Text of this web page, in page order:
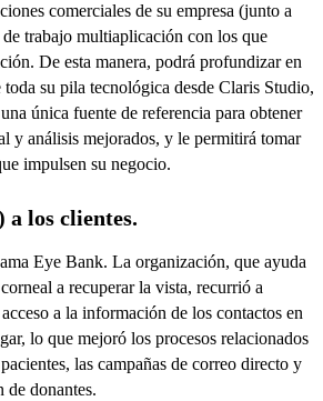
comerciales de su empresa (junto a
trabajo multiaplicación con los que
De esta manera, podrá profundizar en
su pila tecnológica desde Claris Studio,
única fuente de referencia para obtener
y análisis mejorados, y le permitirá tomar
impulsen su negocio.
a los clientes.
Eye Bank. La organización, que ayuda
a recuperar la vista, recurrió a
a la información de los contactos en
lo que mejoró los procesos relacionados
las campañas de correo directo y
de donantes.